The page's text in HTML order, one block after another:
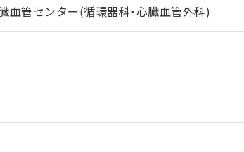
血管センター(循環器科・心臓血管外科)